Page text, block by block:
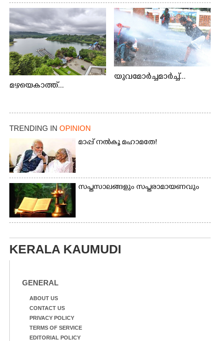
മഴയെകാത്ത്...
യുവമോർച്ചമാർച്ച്...
TRENDING IN OPINION
മാപ്പ് നൽകൂ മഹാമതേ!
സപ്തസാലങ്ങളും സപ്തരാമായണവും
KERALA KAUMUDI
GENERAL
ABOUT US
CONTACT US
PRIVACY POLICY
TERMS OF SERVICE
EDITORIAL POLICY